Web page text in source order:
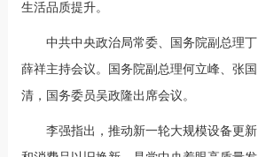
生活品质提升。
中共中央政治局常委、国务院副总理丁
薛祥主持会议。国务院副总理何立峰、张国
清，国务委员吴政隆出席会议。
李强指出，推动新一轮大规模设备更新